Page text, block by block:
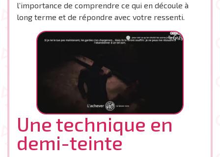
l’importance de comprendre ce qui en découle à
long terme et de répondre avec votre ressenti.
Une technique en
demi-teinte